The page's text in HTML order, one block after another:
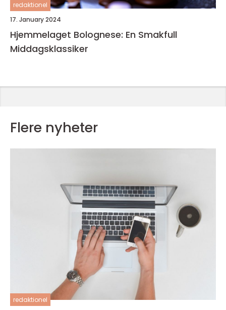
redaktionel
17. January 2024
Hjemmelaget Bolognese: En Smakfull
Middagsklassiker
Flere nyheter
redaktionel